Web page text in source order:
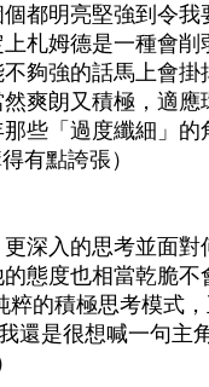
都明亮堅強到令
札姆德是一種會
夠強的話馬上會
爽朗又積極，適
些「過度纖細」
有點誇張）
深入的思考並面
態度也相當乾脆不
粹的積極思考模式
還是很想喊一句